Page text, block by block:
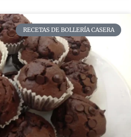
RECETAS DE BOLLERÍA CASERA